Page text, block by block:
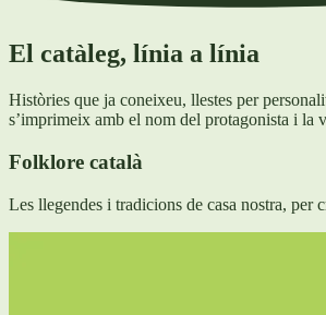
El catàleg, línia a línia
Històries que ja coneixeu, llestes per
s’imprimeix amb el nom del protagonista i la
Folklore català
Les llegendes i tradicions de casa nostra, per